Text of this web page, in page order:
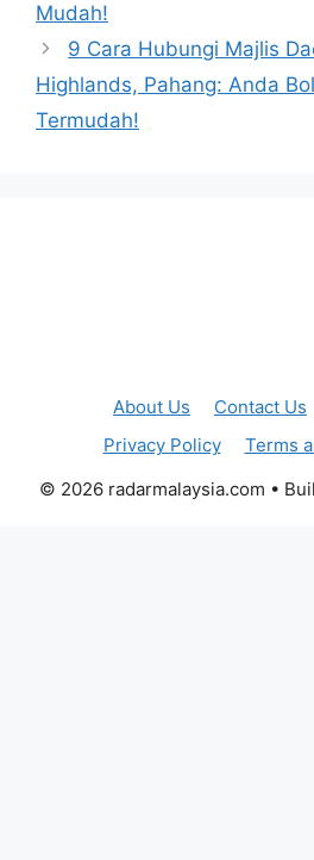
Mudah!
9 Cara Hubungi Majlis
Highlands, Pahang: Anda
Termudah!
About Us Contact Us
Privacy Policy
Terms
© 2026 radarmalaysia.com •